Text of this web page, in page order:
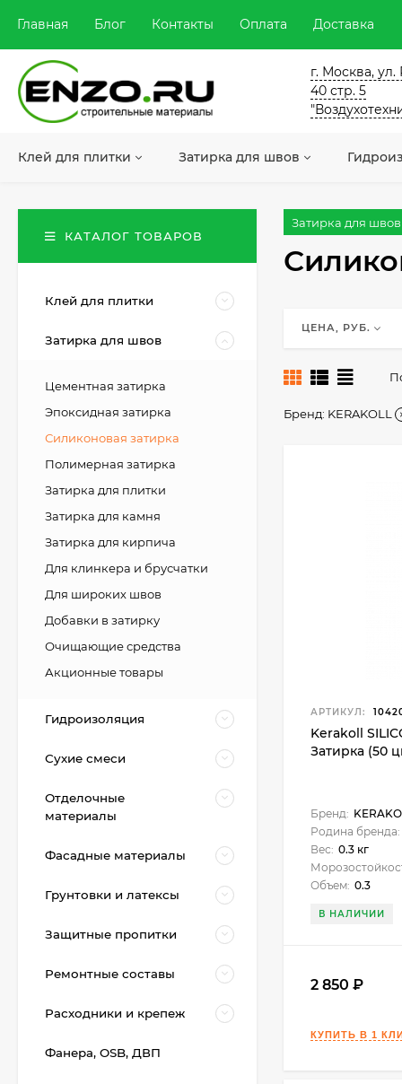
Главная Блог Контакты Оплата Доставка
г. Москва,
40 стр. 5
Клей для плитки Затирка для швов
Затирка для швов
ЦЕНА, РУБ.
Бренд: KERAKOLL
АРТИКУЛ:
Kerakoll
Затирка (50
Бренд:
Родина бренда:
Вес: 0.3 кг
Объем: 0.3
В НАЛИЧИИ
2 850
КАТАЛОГ ТОВАРОВ
Клей для плитки
Затирка для швов
Цементная затирка
Эпоксидная затирка
Силиконовая затирка
Полимерная затирка
Затирка для плитки
Затирка для камня
Затирка для кирпича
Для клинкера и брусчатки
Для широких швов
Добавки в затирку
Очищающие средства
Акционные товары
Гидроизоляция
Сухие смеси
Отделочные
материалы
Фасадные материалы
Грунтовки и латексы
Защитные пропитки
Ремонтные составы
Расходники и крепеж
Фанера, OSB, ДВП